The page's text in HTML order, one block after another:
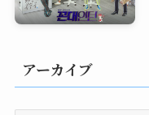
アーカイブ